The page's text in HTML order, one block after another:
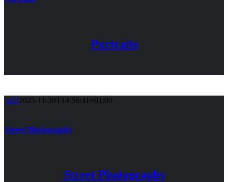
Portraits
jo622025-11-20T14:56:41+01:00
Street Photography
Street Photography